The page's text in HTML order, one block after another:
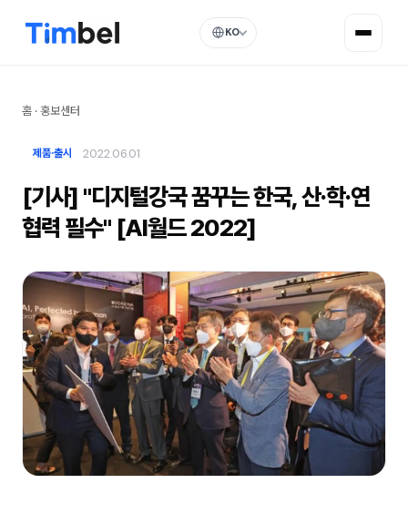
KO
홈 · 홍보센터
제품·출시 2022.06.01
[기사] "디지털강국 꿈꾸는 한국, 산·학·연
협력 필수" [AI월드 2022]